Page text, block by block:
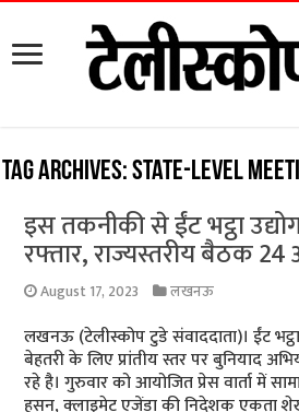
Tag Archives:state-level
इस तकनीकी से ईंट भट्ठा
रफ्तार, राज्यस्तरीय बैठक
August 17, 2023 लखनऊ
लखनऊ (टेलीस्कोप टुडे संवाददाता)। ईंट
बेहतरी के लिए प्रांतीय स्तर पर बुनियाद
रहे है। गुरुवार को आयोजित प्रेस वार्ता में
हसन, क्लाइमेट एजेंडा की निदेशक एकता